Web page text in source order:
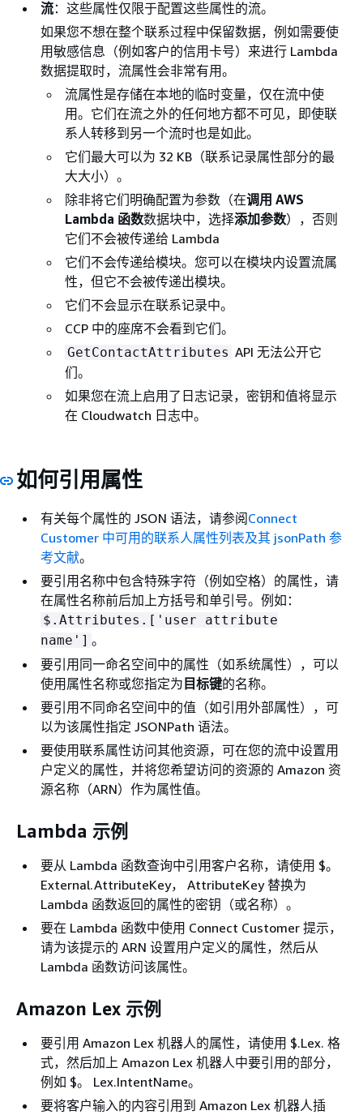
流：这些属性仅限于配置这些属性的流。
如果您不想在整个联系过程中保留数据，例如需要使
用敏感信息（例如客户的信用卡号）来进行 Lambda
数据提取时，流属性会非常有用。
流属性是存储在本地的临时变量，仅在流中使
用。它们在流之外的任何地方都不可见，即使联
系人转移到另一个流时也是如此。
它们最大可以为 32 KB（联系记录属性部分的最
大大小）。
除非将它们明确配置为参数（在调用 AWS
Lambda 函数数据块中，选择添加参数），否则
它们不会被传递给 Lambda
它们不会传递给模块。您可以在模块内设置流属
性，但它不会被传递出模块。
它们不会显示在联系记录中。
CCP 中的座席不会看到它们。
GetContactAttributes API 无法公开它
们。
如果您在流上启用了日志记录，密钥和值将显示
在 Cloudwatch 日志中。
如何引用属性
有关每个属性的 JSON 语法，请参阅Connect
Customer 中可用的联系人属性列表及其 jsonPath 参
考文献。
要引用名称中包含特殊字符（例如空格）的属性，请
在属性名称前后加上方括号和单引号。例如：
$.Attributes.['user attribute
name'] 。
要引用同一命名空间中的属性（如系统属性），可以
使用属性名称或您指定为目标键的名称。
要引用不同命名空间中的值（如引用外部属性），可
以为该属性指定 JSONPath 语法。
要使用联系属性访问其他资源，可在您的流中设置用
户定义的属性，并将您希望访问的资源的 Amazon 资
源名称（ARN）作为属性值。
Lambda 示例
要从 Lambda 函数查询中引用客户名称，请使用 $。
External.AttributeKey， AttributeKey 替换为
Lambda 函数返回的属性的密钥（或名称）。
要在 Lambda 函数中使用 Connect Customer 提示，
请为该提示的 ARN 设置用户定义的属性，然后从
Lambda 函数访问该属性。
Amazon Lex 示例
要引用 Amazon Lex 机器人的属性，请使用 $.Lex. 格
式，然后加上 Amazon Lex 机器人中要引用的部分，
例如 $。 Lex.IntentName。
要将客户输入的内容引用到 Amazon Lex 机器人插